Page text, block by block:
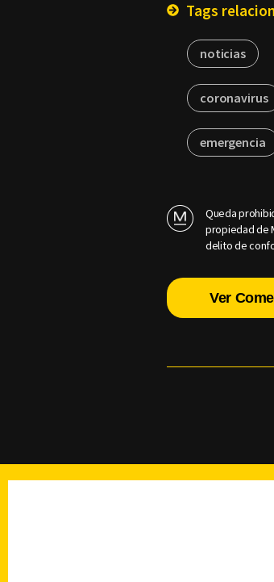
Tags
noticias
coronavirus
emergencia
Queda
propiedad de
delito de
Ver
DERECHOS
Prohibida la